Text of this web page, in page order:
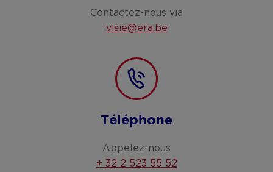
Contactez-nous via
visie@era.be
Téléphone
Appelez-nous
+ 32 2 523 55 52